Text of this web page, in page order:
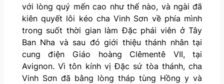
với lòng quý mến cao như thế nào, và ngài đã
kiên quyết lôi kéo cha Vinh Sơn về phía mình
trong suốt thời gian làm Đặc phái viên ở Tây
Ban Nha và sau đó giới thiệu thánh nhân tại
cung điện Giáo hoàng Clêmentê VII, tại
Avignon. Vì tôn kính vị Đặc sứ tòa thánh, cha
Vinh Sơn đã bằng lòng tháp tùng Hồng y và